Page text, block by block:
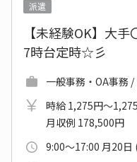
派遣
【未経験OK】大
7時台定時☆彡
一般事務・OA事務
時給 1,275円～
月収例 178,500円
9:00～17:00 月20日